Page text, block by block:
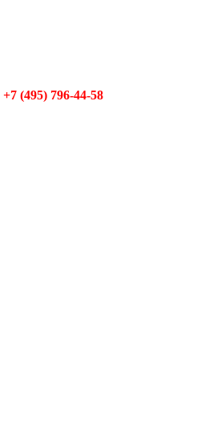
+7 (495) 796-44-58